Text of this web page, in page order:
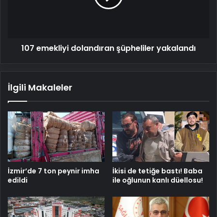
107 emekliyi dolandıran şüpheliler yakalandı
İlgili Makaleler
İzmir’de 7 ton peynir imha
edildi
İkisi de tetiğe bastı! Baba
ile oğlunun kanlı düellosu!